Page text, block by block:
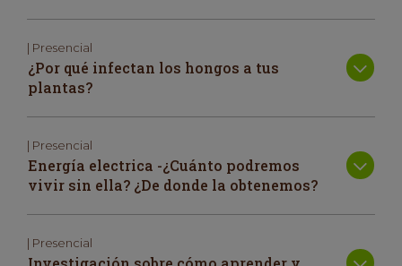
| Presencial
¿Por qué infectan los hongos a tus
plantas?
| Presencial
Energía electrica -¿Cuánto podremos
vivir sin ella? ¿De donde la obtenemos?
| Presencial